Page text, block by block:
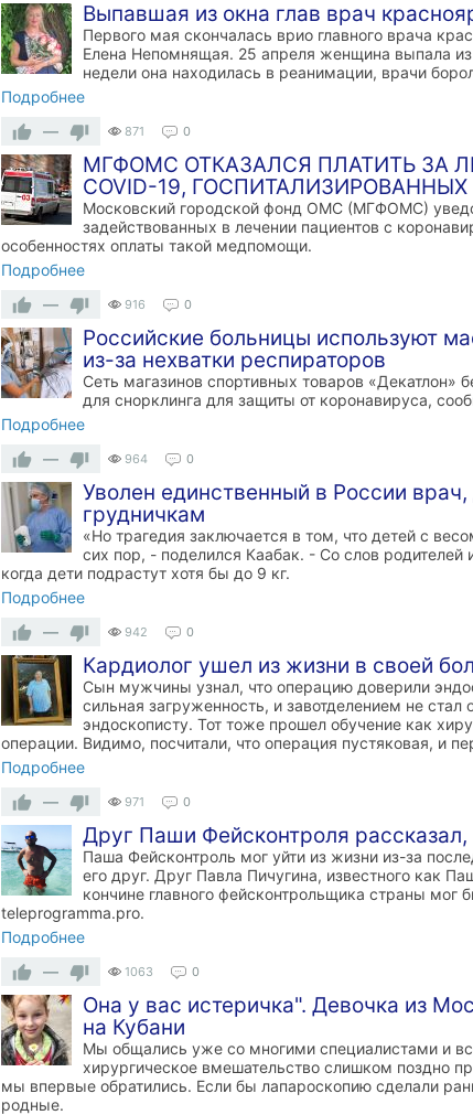
Выпавшая из окна глав врач
Первого мая скончалась врио главного врача
Елена Непомнящая. 25 апреля женщина выпала
недели она находилась в реанимации, врачи
Подробнее
—
871 0
МГФОМС ОТКАЗАЛСЯ ПЛАТИТЬ ЗА
COVID-19,
Московский городской фонд ОМС (МГФОМС)
задействованных в лечении пациентов с
особенностях оплаты такой медпомощи.
Подробнее
—
916 0
Российские больницы используют
из-за нехватки респираторов
Сеть магазинов спортивных товаров «Декатлон»
для снорклинга для защиты от коронавируса,
Подробнее
—
964 0
Уволен единственный в России
грудничкам
«Но трагедия заключается в том, что детей с
сих пор, - поделился Каабак. - Со слов
когда дети подрастут хотя бы до 9 кг.
Подробнее
—
942 0
Кардиолог ушел из жизни в своей
Сын мужчины узнал, что операцию доверили
сильная загруженность, и завотделением не стал
эндоскописту. Тот тоже прошел обучение как
операции. Видимо, посчитали, что операция пустяковая, и
Подробнее
—
971 0
Друг Паши Фейсконтроля
Паша Фейсконтроль мог уйти из жизни из-за
его друг. Друг Павла Пичугина, известного как
кончине главного фейсконтрольщика страны мог
teleprogramma.pro.
Подробнее
—
1063 0
Она у вас истеричка". Девочка из
на Кубани
Мы общались уже со многими специалистами и
хирургическое вмешательство слишком поздно
мы впервые обратились. Если бы лапароскопию сделали
родные.